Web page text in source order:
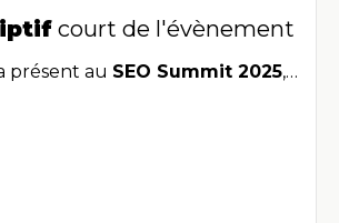
court de l'évènement
présent au SEO Summit 2025,